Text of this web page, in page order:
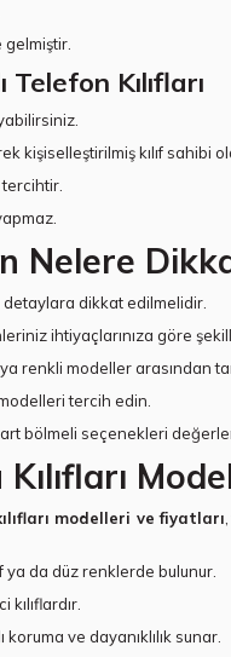
gelmiştir.
Kılıfları
kişiselleştirilmiş kılıf sahibi
Nelere
detaylara dikkat edilmelidir.
ihtiyaçlarınıza göre
renkli modeller arasından
tercih edin.
bölmeli seçenekleri
modelleri ve fiyatları
ya da düz renklerde bulunur.
ve dayanıklılık sunar.